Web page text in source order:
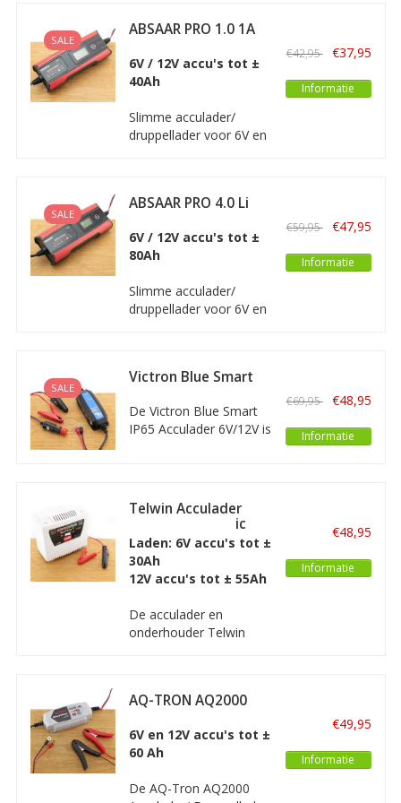
lader voor alle types 6V
met 4-staps
laadprogramma.
SALE
ABSAAR PRO 1.0 1A
6V / 12V accu's tot ±
40Ah
Slimme acculader/
druppellader voor 6V en
volledig automatisch
maximaal 1A.
€42,95 €37,95
Informatie
SALE
ABSAAR PRO 4.0 Li
6V / 12V accu's tot ±
80Ah
Slimme acculader/
druppellader voor 6V en
Deze Absaar acculader
met een vermogen van
maximaal 4A.
€59,95 €47,95
Informatie
SALE
Victron Blue Smart
6V/12V
De Victron Blue Smart
IP65 Acculader 6V/12V is
behuizing. De lader is
aan te sluiten met
accuklemmen, eyelets
of via de
sigarettenaansteker
€69,95 €48,95
Informatie
Telwin Acculader
Touring 11 Tronic
Laden: 6V accu's tot ±
30Ah
12V accu's tot ± 55Ah
De acculader en
onderhouder Telwin
AGM, MF, EFB 6V accu’s
30Ah en 12V accu's tot
55Ah. Onderhouden tot
Voor scooter, tractor,
€48,95
Informatie
AQ-TRON AQ2000
Druppellader 6V en
12V
6V en 12V accu's tot ±
60 Ah
De AQ-Tron AQ2000
€49,95
Informatie